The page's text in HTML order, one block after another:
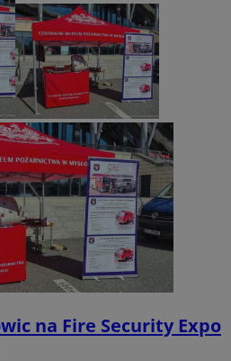
na Fire Security Expo